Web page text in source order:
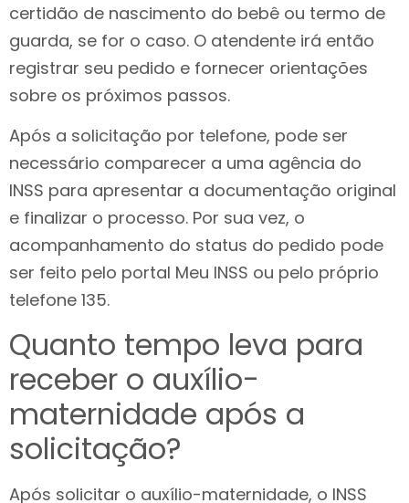
certidão de nascimento do bebê ou termo de
guarda, se for o caso. O atendente irá então
registrar seu pedido e fornecer orientações
sobre os próximos passos.
Após a solicitação por telefone, pode ser
necessário comparecer a uma agência do
INSS para apresentar a documentação original
e finalizar o processo. Por sua vez, o
acompanhamento do status do pedido pode
ser feito pelo portal Meu INSS ou pelo próprio
telefone 135.
Quanto tempo leva para
receber o auxílio-
maternidade após a
solicitação?
Após solicitar o auxílio-maternidade, o INSS